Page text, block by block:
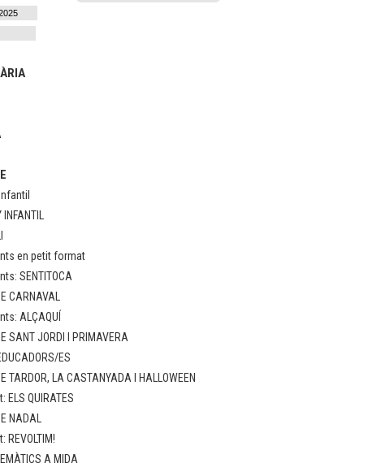
en petit format
SENTITOCA
CARNAVAL
ALÇAQUÍ
SANT JORDI I PRIMAVERA
ES
TARDOR, LA CASTANYADA I HALLOWEEN
ELS QUIRATES
NADAL
REVOLTIM!
A MIDA